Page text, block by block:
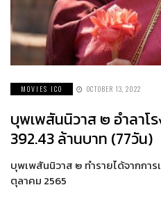
MOVIES ICO OCTOBER 13, 2022
บุพเพสันนิวาส ๒ อำลาโ
392.43 ล้านบาท (77วัน)
บุพเพสันนิวาส ๒ ทำรายได้จากการ
ตุลาคม 2565